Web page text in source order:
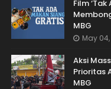
Film
MBG
May
Aksi
Prioritas
MBG